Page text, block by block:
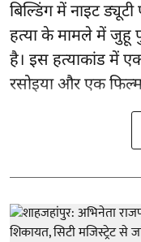
बिल्डिंग में नाइट
हत्या के मामले में जुहू
है। इस हत्याकांड में
रसोइया और एक फिल्म